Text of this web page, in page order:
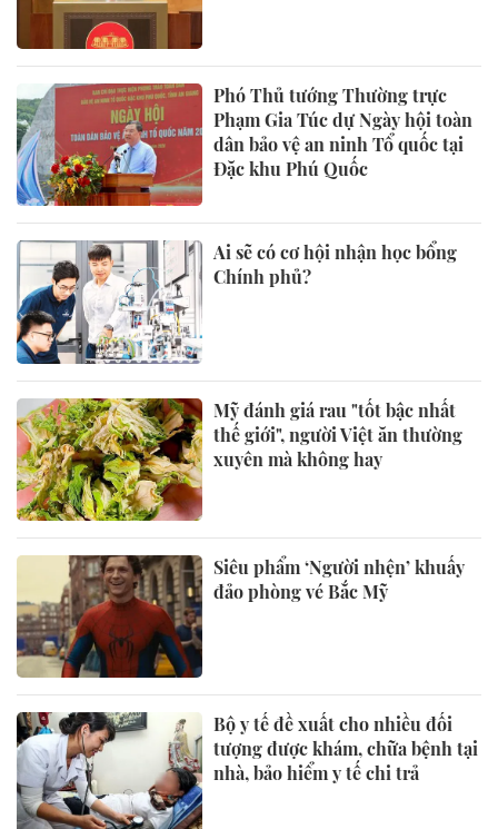
Phó Thủ tướng Thường trực
Phạm Gia Túc dự Ngày hội toàn
dân bảo vệ an ninh Tổ quốc tại
Đặc khu Phú Quốc
Ai sẽ có cơ hội nhận học bổng
Chính phủ?
Mỹ đánh giá rau "tốt bậc nhất
thế giới", người Việt ăn thường
xuyên mà không hay
Siêu phẩm ‘Người nhện’ khuấy
đảo phòng vé Bắc Mỹ
Bộ y tế đề xuất cho nhiều đối
tượng được khám, chữa bệnh tại
nhà, bảo hiểm y tế chi trả